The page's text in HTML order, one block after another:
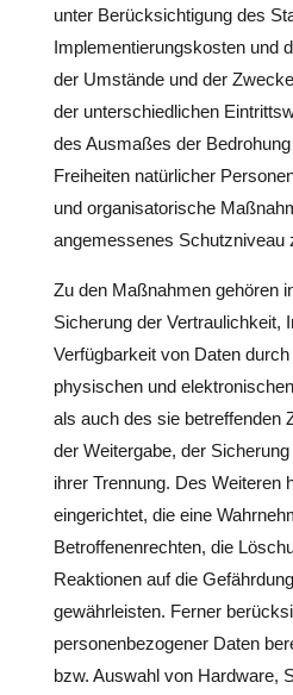
unter Berücksichtigung des
Implementierungskosten und
der Umstände und der
der unterschiedlichen
des Ausmaßes der
Freiheiten natürlicher
und organisatorische
angemessenes Schutzniveau
Zu den Maßnahmen gehören
Sicherung der Vertraulichkeit,
Verfügbarkeit von Daten
physischen und
als auch des sie betreffenden
der Weitergabe, der
ihrer Trennung. Des Weiteren
eingerichtet, die eine
Betroffenenrechten, die
Reaktionen auf die
gewährleisten. Ferner
personenbezogener Daten
bzw. Auswahl von Hardware,